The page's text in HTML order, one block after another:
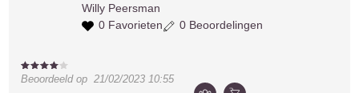
Willy Peersman
0 Favorieten
0 Beoordelingen
Beoordeeld op21/02/2023 10:55